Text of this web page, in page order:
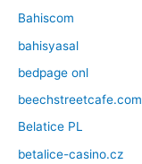
Bahiscom
bahisyasal
bedpage onl
beechstreetcafe.com
Belatice PL
betalice-casino.cz